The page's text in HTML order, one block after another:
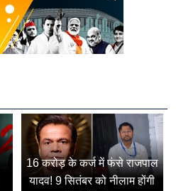
16 करोड़ के कर्ज में फंसे राजपाल
यादव! 9 सितंबर को नीलाम होंगी